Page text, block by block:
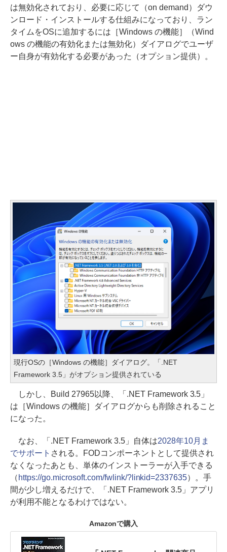
は無効化されており、必要に応じて（on demand）ダウ
ンロード・インストールする仕組みになっており、ラン
タイムをOSに追加するには［Windows の機能］（Wind
ows の機能の有効化または無効化）ダイアログでユーザ
ー自身が有効化する必要があった（オプション提供）。
現行OSの［Windows の機能］ダイアログ。「.NET
Framework 3.5」がオプション提供されている
しかし、Build 27965以降、「.NET Framework 3.5」
は［Windows の機能］ダイアログからも削除されること
になった。
なお、「.NET Framework 3.5」自体は2028年10月ま
でサポート される。FODコンポーネントとして提供され
なくなったあとも、単体のインストーラーが入手できる
（ https://go.microsoft.com/fwlink/?linkid=2337635）。手
間が少し増えるだけで、「.NET Framework 3.5」アプリ
が利用不能となるわけではない。
Amazonで購入